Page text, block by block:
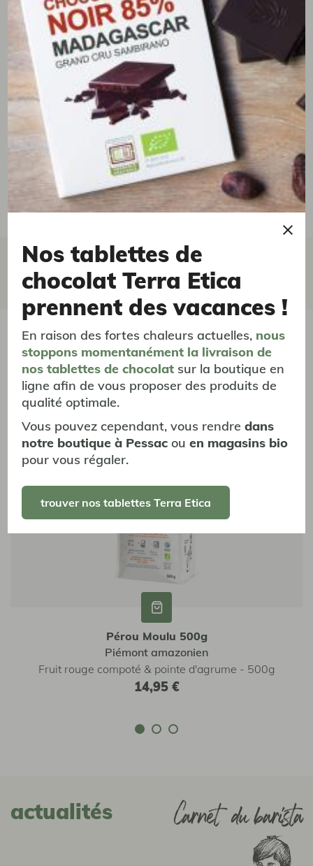
tous les avis clients
(0 avis)
vous aimerez aussi...
Café de Terroir
Café de Terroir
Pérou Moulu 500g
Piémont amazonien
Fruit rouge compoté & pointe d'agrume - 500g
14,95 €
actualités
Nos tablettes de
chocolat Terra Etica
prennent des vacances !
En raison des fortes chaleurs actuelles, nous
stoppons momentanément la livraison de
nos tablettes de chocolat sur la boutique en
ligne afin de vous proposer des produits de
qualité optimale.
Vous pouvez cependant, vous rendredans
notre boutique à Pessac ouen magasins bio
pour vous régaler.
trouver nos tablettes Terra Etica